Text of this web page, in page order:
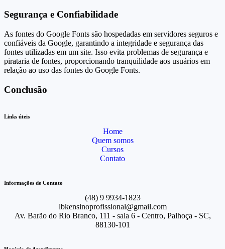
Segurança e Confiabilidade
As fontes do Google Fonts são hospedadas em servidores seguros e
confiáveis da Google, garantindo a integridade e segurança das
fontes utilizadas em um site. Isso evita problemas de segurança e
pirataria de fontes, proporcionando tranquilidade aos usuários em
relação ao uso das fontes do Google Fonts.
Conclusão
Links úteis
Home
Quem somos
Cursos
Contato
Informações de Contato
(48) 9 9934-1823
lbkensinoprofissional@gmail.com
Av. Barão do Rio Branco, 111 - sala 6 - Centro, Palhoça - SC,
88130-101